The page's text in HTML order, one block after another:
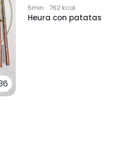
5min · 762kcal
Heura con patatas